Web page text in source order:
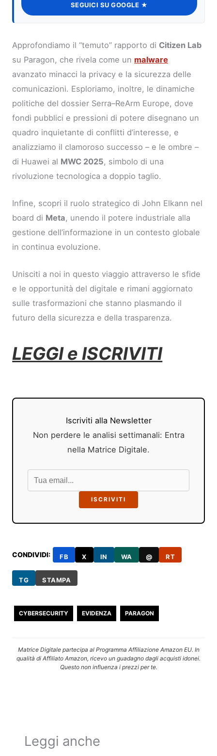
SEGUICI SU GOOGLE ★
Approfondiamo il “temuto” rapporto di Citizen Lab
su Paragon, che rivela come un malware
avanzato minacci la privacy e la sicurezza delle
comunicazioni. Esploriamo, inoltre, le dinamiche
politiche del dossier Serra–ReArm Europe, dove
fondi pubblici e pressioni di potere disegnano un
quadro inquietante di conflitti d’interesse, e
analizziamo il clamoroso successo – e le ombre –
di Huawei al MWC 2025, simbolo di una
rivoluzione tecnologica a doppio taglio.
Infine, scopri il ruolo strategico di John Elkann nel
board di Meta, unendo il potere industriale alla
gestione dell’informazione in un contesto globale
in continua evoluzione.
Unisciti a noi in questo viaggio attraverso le sfide
e le opportunità del digitale e rimani aggiornato
sulle trasformazioni che stanno plasmando il
futuro della sicurezza e della trasparenza.
LEGGI e ISCRIVITI
Iscriviti alla Newsletter
Non perdere le analisi settimanali: Entra
nella Matrice Digitale.
ISCRIVITI
CONDIVIDI: FB X IN WA @ RT
TG STAMPA
CYBERSECURITY EVIDENZA PARAGON
Matrice Digitale partecipa al Programma Affiliazione Amazon EU. In
qualità di Affiliato Amazon, ricevo un guadagno dagli acquisti idonei.
Questo non influenza i prezzi per te.
Leggi anche